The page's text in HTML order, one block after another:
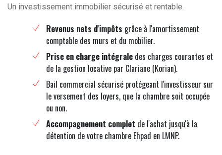
Un investissement immobilier sécurisé et rentable.
Revenus nets d'impôts grâce à l'amortissement
comptable des murs et du mobilier.
Prise en charge intégrale des charges courantes et
de la gestion locative par Clariane (Korian).
Bail commercial sécurisé protégeant l'investisseur sur
le versement des loyers, que la chambre soit occupée
ou non.
Accompagnement complet de l'achat jusqu'à la
détention de votre chambre Ehpad en LMNP.